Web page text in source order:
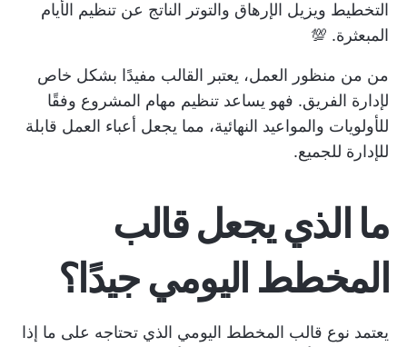
التخطيط ويزيل الإرهاق والتوتر الناتج عن تنظيم الأيام
المبعثرة. 💯
من من منظور العمل، يعتبر القالب مفيدًا بشكل خاص
لإدارة الفريق. فهو يساعد تنظيم مهام المشروع وفقًا
للأولويات والمواعيد النهائية، مما يجعل أعباء العمل قابلة
للإدارة للجميع.
ما الذي يجعل قالب
المخطط اليومي جيدًا؟
يعتمد نوع قالب المخطط اليومي الذي تحتاجه على ما إذا